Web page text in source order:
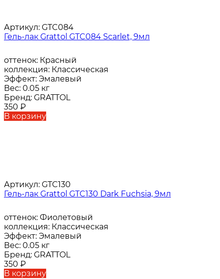
Артикул: GTC084
Гель-лак Grattol GTC084 Scarlet, 9мл
оттенок: Красный
коллекция: Классическая
Эффект: Эмалевый
Вес: 0.05 кг
Бренд: GRATTOL
350 ₽
В корзину
Артикул: GTC130
Гель-лак Grattol GTC130 Dark Fuchsia, 9мл
оттенок: Фиолетовый
коллекция: Классическая
Эффект: Эмалевый
Вес: 0.05 кг
Бренд: GRATTOL
350 ₽
В корзину